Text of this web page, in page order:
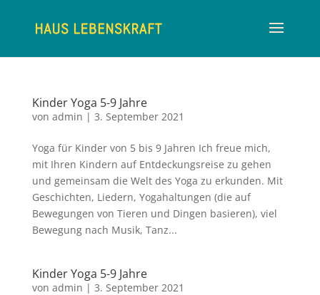
Kinder Yoga 5-9 Jahre
von admin | 3. September 2021
Yoga für Kinder von 5 bis 9 Jahren Ich freue mich,
mit Ihren Kindern auf Entdeckungsreise zu gehen
und gemeinsam die Welt des Yoga zu erkunden. Mit
Geschichten, Liedern, Yogahaltungen (die auf
Bewegungen von Tieren und Dingen basieren), viel
Bewegung nach Musik, Tanz...
Kinder Yoga 5-9 Jahre
von admin | 3. September 2021